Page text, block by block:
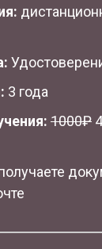
3 года
1000₽